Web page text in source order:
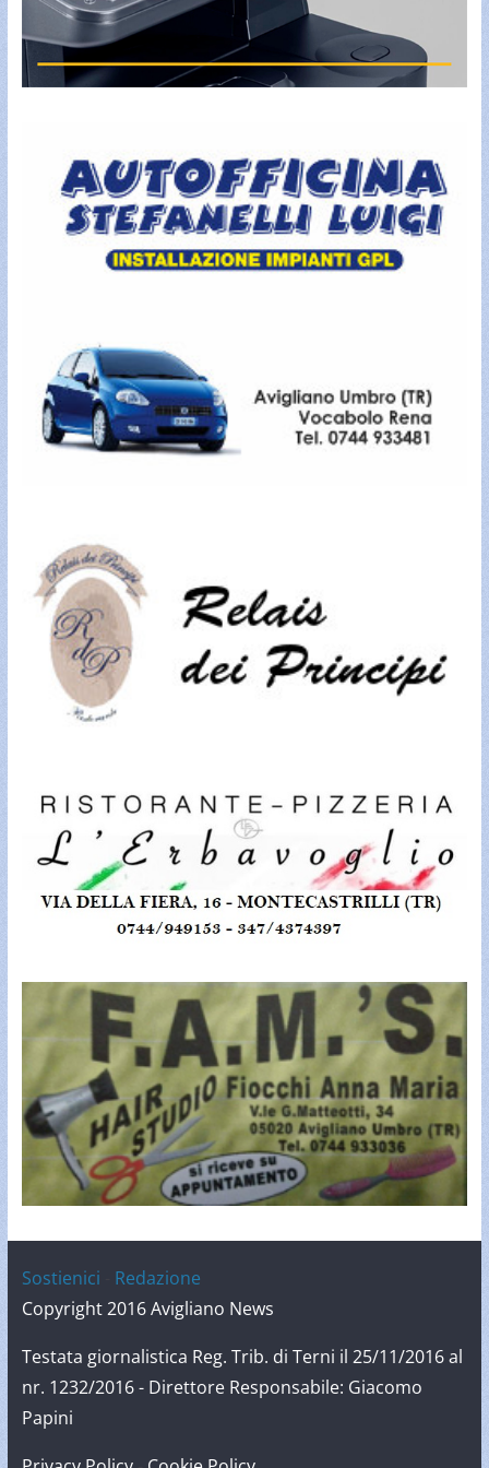
Sostienici
Redazione
Copyright 2016 Avigliano News
Testata giornalistica Reg. Trib. di Terni il 25/11/2016 al
nr. 1232/2016 - Direttore Responsabile: Giacomo
Papini